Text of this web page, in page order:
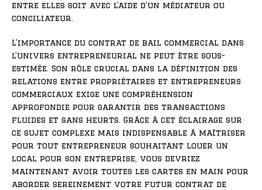
entre elles soit avec l’aide d’un médiateur ou
conciliateur.
L’importance du contrat de bail commercial dans
l’univers entrepreneurial ne peut être sous-
estimée. Son rôle crucial dans la définition des
relations entre propriétaires et entrepreneurs
commerciaux exige une compréhension
approfondie pour garantir des transactions
fluides et sans heurts. Grâce à cet éclairage sur
ce sujet complexe mais indispensable à maîtriser
pour tout entrepreneur souhaitant louer un
local pour son entreprise, vous devriez
maintenant avoir toutes les cartes en main pour
aborder sereinement votre futur contrat de